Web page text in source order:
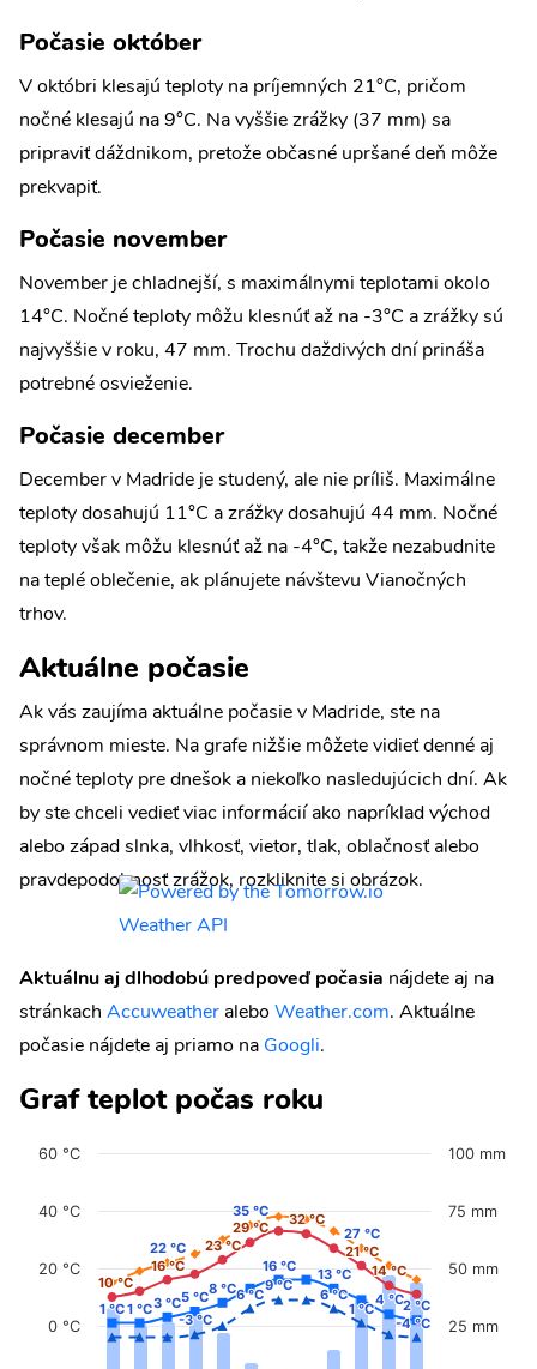
Počasie október
V októbri klesajú teploty na príjemných 21°C, pričom
nočné klesajú na 9°C. Na vyššie zrážky (37 mm) sa
pripraviť dáždnikom, pretože občasné upršané deň môže
prekvapiť.
Počasie november
November je chladnejší, s maximálnymi teplotami okolo
14°C. Nočné teploty môžu klesnúť až na -3°C a zrážky sú
najvyššie v roku, 47 mm. Trochu daždivých dní prináša
potrebné osvieženie.
Počasie december
December v Madride je studený, ale nie príliš. Maximálne
teploty dosahujú 11°C a zrážky dosahujú 44 mm. Nočné
teploty však môžu klesnúť až na -4°C, takže nezabudnite
na teplé oblečenie, ak plánujete návštevu Vianočných
trhov.
Aktuálne počasie
Ak vás zaujíma aktuálne počasie v Madride, ste na
správnom mieste. Na grafe nižšie môžete vidieť denné aj
nočné teploty pre dnešok a niekoľko nasledujúcich dní. Ak
by ste chceli vedieť viac informácií ako napríklad východ
alebo západ slnka, vlhkosť, vietor, tlak, oblačnosť alebo
pravdepodobnosť zrážok, rozkliknite si obrázok.
Aktuálnu aj dlhodobú predpoveď počasia nájdete aj na
stránkach Accuweather alebo Weather.com. Aktuálne
počasie nájdete aj priamo na Googli.
Graf teplot počas roku
10 °C
10 °C
16 °C
16 °C
23 °C
23 °C
29 °C
29 °C 32 °C
32 °C
21 °C
21 °C
14 °C
14 °C
22 °C
22 °C
35 °C
35 °C
27 °C
27 °C
1 °C
1 °C1 °C
1 °C3 °C
3 °C5 °C
5 °C8 °C
8 °C
16 °C
16 °C 13 °C
13 °C
4 °C
4 °C2 °C
2 °C
-3 °C
-3 °C
6 °C
6 °C
9 °C
9 °C
6 °C
6 °C
1 °C
1 °C
-4 °C
-4 °C
0 °C
20 °C
40 °C
60 °C
25 mm
50 mm
75 mm
100 mm